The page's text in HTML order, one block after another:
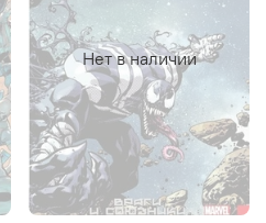
Нет в наличии